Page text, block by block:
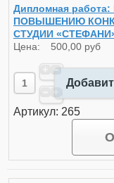
Дипломная
ПОВЫШЕНИЮ
СТУДИИ
Цена: 500,00 руб
Артикул: 265